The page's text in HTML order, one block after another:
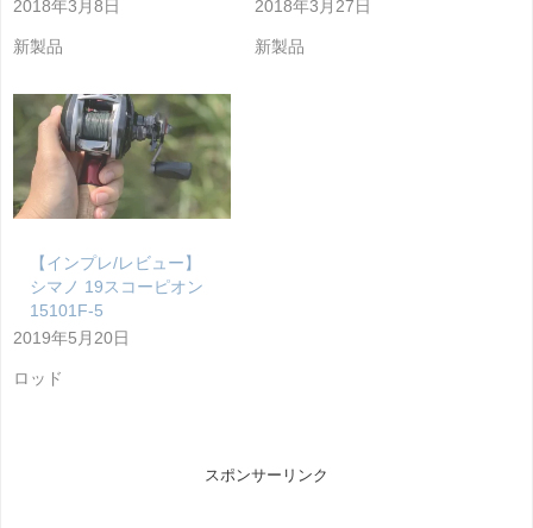
2018年3月8日
新製品
2018年3月27日
新製品
【インプレ/レビュー】
シマノ 19スコーピオン
15101F-5
2019年5月20日
ロッド
スポンサーリンク